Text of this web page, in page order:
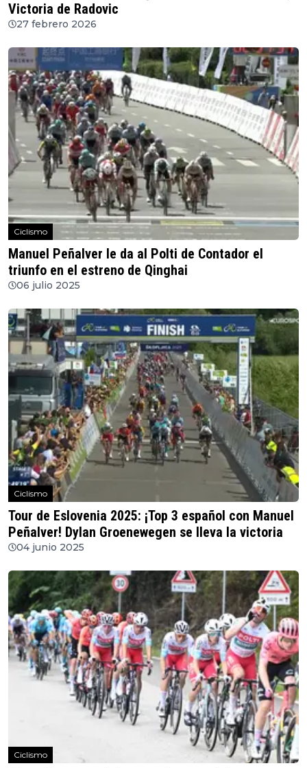
Victoria de Radovic
27 febrero 2026
Ciclismo
Manuel Peñalver le da al Polti de Contador el
triunfo en el estreno de Qinghai
06 julio 2025
Ciclismo
Tour de Eslovenia 2025: ¡Top 3 español con Manuel
Peñalver! Dylan Groenewegen se lleva la victoria
04 junio 2025
Ciclismo